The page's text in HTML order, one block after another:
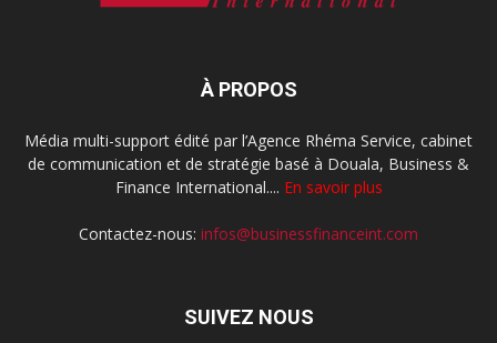
À PROPOS
Média multi-support édité par l’Agence Rhéma Service, cabinet
de communication et de stratégie basé à Douala, Business &
Finance International.... En savoir plus
Contactez-nous: infos@businessfinanceint.com
SUIVEZ NOUS